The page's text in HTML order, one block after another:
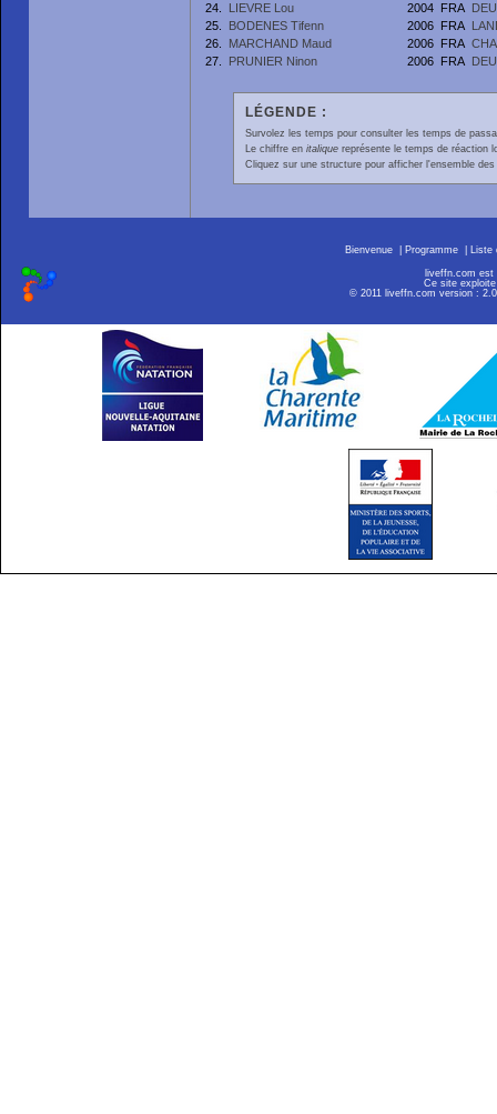
24.
LIEVRE Lou 2004 FRA
25.
BODENES Tifenn 2006 FRA
26.
MARCHAND Maud 2006 FRA
27.
PRUNIER Ninon 2006 FRA
LÉGENDE :
Survolez les temps pour consulter les temps de
Le chiffre en italiquereprésente le temps de réaction
Cliquez sur une structure pour afficher l'ensemble
Bienvenue Programme Liste
liveffn.com est
Ce site
© 2011 liveffn.com version :